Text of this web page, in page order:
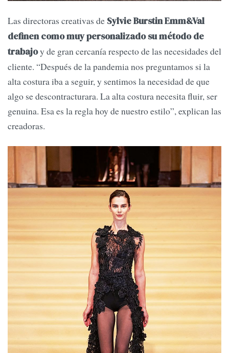
Las directoras creativas de Sylvie Burstin Emm&Val
definen como muy personalizado su método de
trabajoy de gran cercanía respecto de las necesidades del
cliente. “Después de la pandemia nos preguntamos si la
alta costura iba a seguir, y sentimos la necesidad de que
algo se descontracturara. La alta costura necesita fluir, ser
genuina. Esa es la regla hoy de nuestro estilo”, explican las
creadoras.